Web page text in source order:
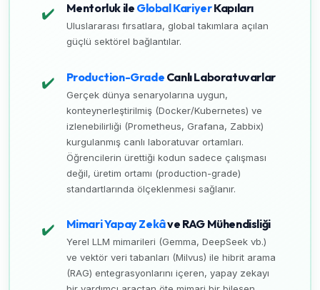
✔️ Mentorluk ile Global KariyerKapıları
Uluslararası fırsatlara, global takımlara açılan
güçlü sektörel bağlantılar.
✔️ Production-Grade Canlı Laboratuvarlar
Gerçek dünya senaryolarına uygun,
konteynerleştirilmiş (Docker/Kubernetes) ve
izlenebilirliği (Prometheus, Grafana, Zabbix)
kurgulanmış canlı laboratuvar ortamları.
Öğrencilerin ürettiği kodun sadece çalışması
değil, üretim ortamı (production-grade)
standartlarında ölçeklenmesi sağlanır.
✔️ Mimari Yapay Zekâve RAG Mühendisliği
Yerel LLM mimarileri (Gemma, DeepSeek vb.)
ve vektör veri tabanları (Milvus) ile hibrit arama
(RAG) entegrasyonlarını içeren, yapay zekayı